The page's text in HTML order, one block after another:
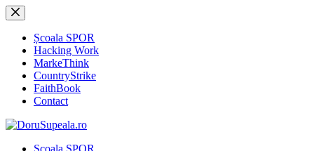
Sari
la
conținutȘcoala SPOR
Hacking Work
MarkeThink
CountryStrike
FaithBook
Contact
Școala SPOR